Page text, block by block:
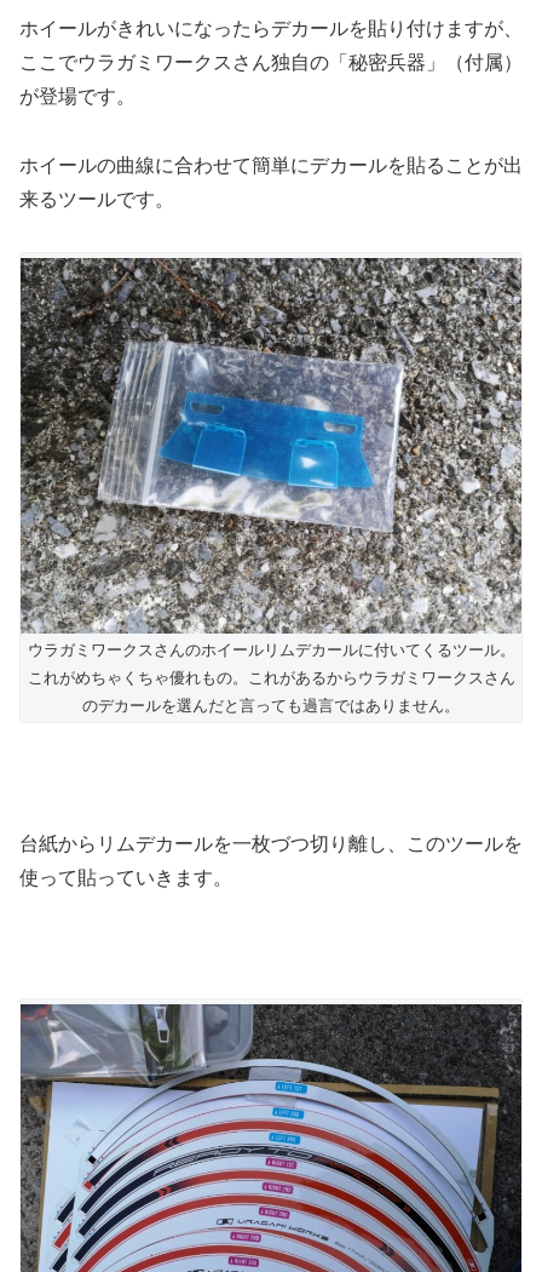
ホイールがきれいになったらデカールを貼り付けますが、
ここでウラガミワークスさん独自の「秘密兵器」（付属）
が登場です。
ホイールの曲線に合わせて簡単にデカールを貼ることが出
来るツールです。
ウラガミワークスさんのホイールリムデカールに付いてくるツール。
これがめちゃくちゃ優れもの。これがあるからウラガミワークスさん
のデカールを選んだと言っても過言ではありません。
台紙からリムデカールを一枚づつ切り離し、このツールを
使って貼っていきます。